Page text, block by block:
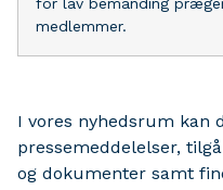
medlemmer.
I vores nyhedsrum kan
pressemeddelelser,
og dokumenter samt